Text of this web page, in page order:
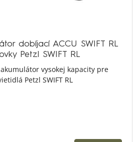
dobíjací ACCU SWIFT RL
Petzl SWIFT RL
vysokej kapacity pre
Petzl SWIFT RL